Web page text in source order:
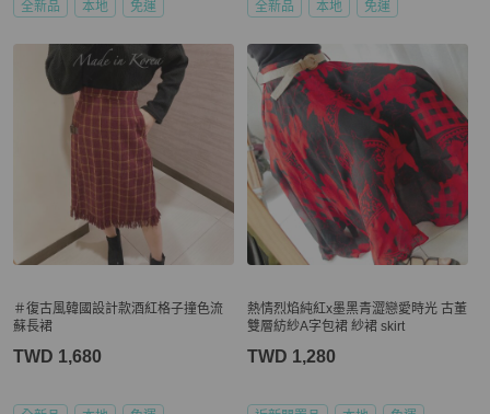
全新品 本地 免運 全新品 本地 免運
＃復古風韓國設計款酒紅格子撞色流
蘇長裙
TWD 1,680
熱情烈焰純紅x墨黑青澀戀愛時光 古董
雙層紡紗A字包裙 紗裙 skirt
TWD 1,280